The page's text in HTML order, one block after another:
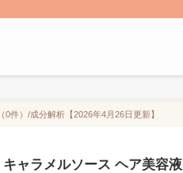
件）/成分解析【2026年4月26日更新】
ャラメルソース ヘア美容液